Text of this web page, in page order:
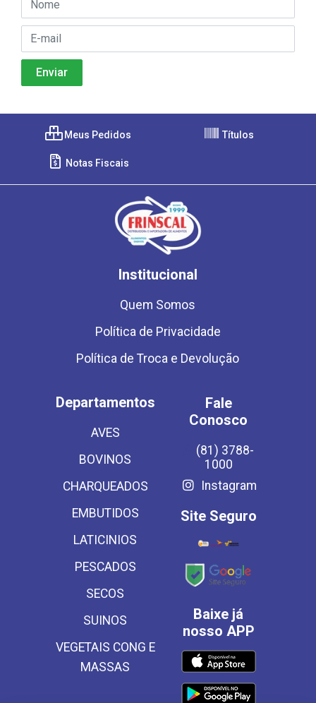
Meus Pedidos Títulos
Notas Fiscais
Institucional
Quem Somos
Política de Privacidade
Política de Troca e Devolução
Departamentos
AVES
BOVINOS
CHARQUEADOS
EMBUTIDOS
LATICINIOS
PESCADOS
SECOS
SUINOS
VEGETAIS CONG E
MASSAS
Fale
Conosco
(81) 3788-
1000
Instagram
Site Seguro
Baixe já
nosso APP